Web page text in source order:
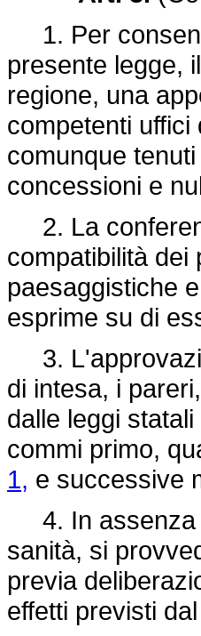
1. Per
presente legge,
regione, una
competenti uffici
comunque
concessioni e
2. La
compatibilità dei
paesaggistiche
esprime su di
3.
di intesa, i
dalle leggi
commi primo,
1, e successive
4. In assenza
sanità, si
previa
effetti previsti